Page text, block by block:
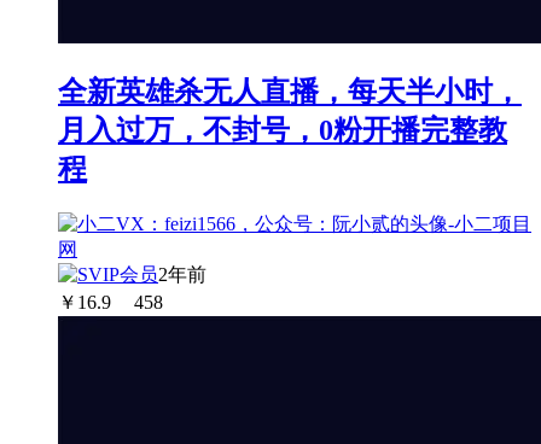
全新英雄杀无人直播，每天半小时，
月入过万，不封号，0粉开播完整教
程
2年前
￥ 16.9 458